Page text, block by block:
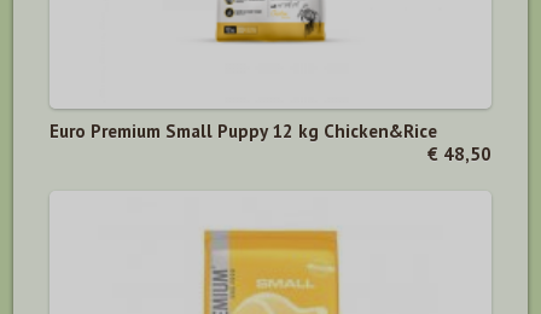
Euro Premium Small Puppy 12 kg Chicken&Rice
€ 48,50